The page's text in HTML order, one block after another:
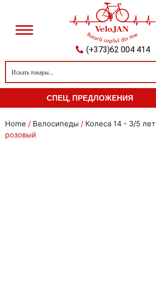
(+373)62 004 414
СПЕЦ, ПРЕДЛОЖЕНИЯ
Home / Велосипеды / Колеса 14 - 3/5 лет
розовый